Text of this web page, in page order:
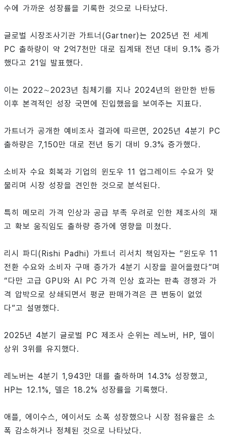
수에 가까운 성장률을 기록한 것으로 나타났다.
글로벌 시장조사기관 가트너(Gartner)는 2025년 전 세계
PC 출하량이 약 2억7천만 대로 집계돼 전년 대비 9.1% 증가
했다고 21일 발표했다.
이는 2022∼2023년 침체기를 지나 2024년의 완만한 반등
이후 본격적인 성장 국면에 진입했음을 보여주는 지표다.
가트너가 공개한 예비조사 결과에 따르면, 2025년 4분기 PC
출하량은 7,150만 대로 전년 동기 대비 9.3% 증가했다.
소비자 수요 회복과 기업의 윈도우 11 업그레이드 수요가 맞
물리며 시장 성장을 견인한 것으로 분석된다.
특히 메모리 가격 인상과 공급 부족 우려로 인한 제조사의 재
고 확보 움직임도 출하량 증가에 영향을 미쳤다.
리시 파디(Rishi Padhi) 가트너 리서치 책임자는 “윈도우 11
전환 수요와 소비자 구매 증가가 4분기 시장을 끌어올렸다”며
“다만 고급 GPU와 AI PC 가격 인상 효과는 판촉 경쟁과 가
격 압박으로 상쇄되면서 평균 판매가격은 큰 변동이 없었
다”고 설명했다.
2025년 4분기 글로벌 PC 제조사 순위는 레노버, HP, 델이
상위 3위를 유지했다.
레노버는 4분기 1,943만 대를 출하하며 14.3% 성장했고,
HP는 12.1%, 델은 18.2% 성장률을 기록했다.
애플, 에이수스, 에이서도 소폭 성장했으나 시장 점유율은 소
폭 감소하거나 정체된 것으로 나타났다.